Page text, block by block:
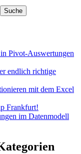
in Pivot-Auswertungen
endlich richtige
mit dem Excel
Frankfurt!
im Datenmodell